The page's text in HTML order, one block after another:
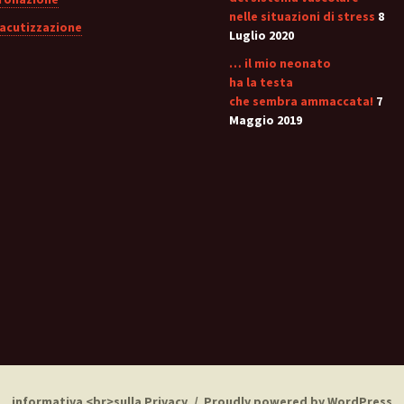
nelle situazioni di stress 8
Luglio 2020
… il mio neonato
ha la testa
che sembra ammaccata! 7
Maggio 2019